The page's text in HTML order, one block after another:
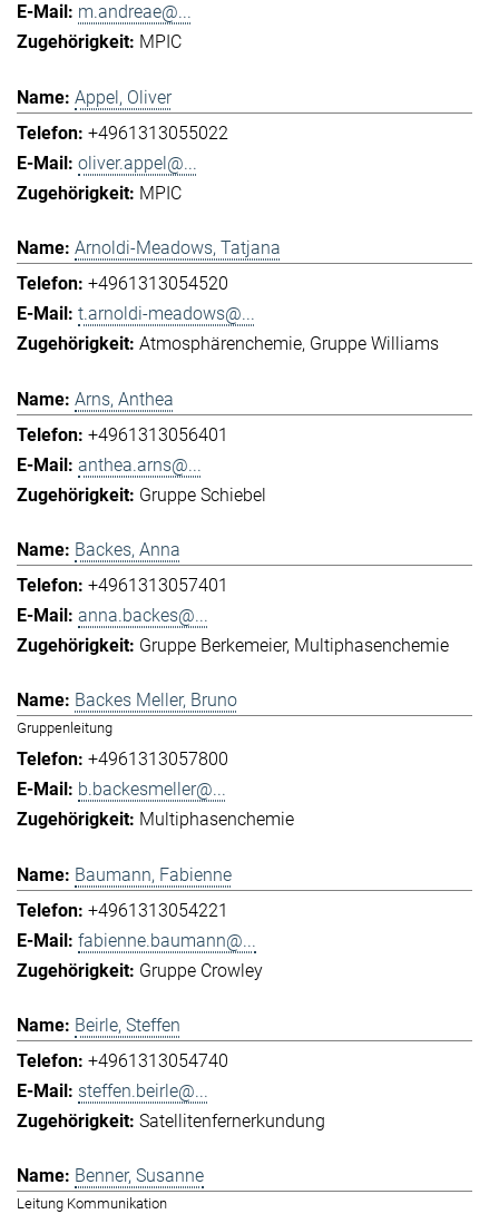
m.andreae@...
MPIC
Appel, Oliver
+4961313055022
oliver.appel@...
MPIC
Arnoldi-Meadows, Tatjana
+4961313054520
t.arnoldi-meadows@...
Atmosphärenchemie Gruppe Williams
Arns, Anthea
+4961313056401
anthea.arns@...
Gruppe Schiebel
Backes, Anna
+4961313057401
anna.backes@...
Gruppe Berkemeier Multiphasenchemie
Backes Meller, Bruno
Gruppenleitung
+4961313057800
b.backesmeller@...
Multiphasenchemie
Baumann, Fabienne
+4961313054221
fabienne.baumann@...
Gruppe Crowley
Beirle, Steffen
+4961313054740
steffen.beirle@...
Satellitenfernerkundung
Benner, Susanne
Leitung Kommunikation